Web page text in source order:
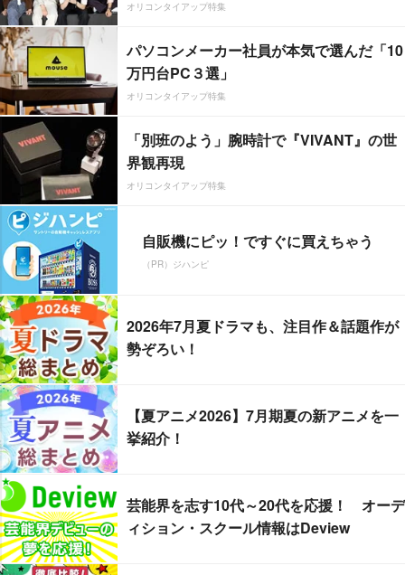
オリコンタイアップ特集
パソコンメーカー社員が本気で選んだ「10
万円台PC３選」
オリコンタイアップ特集
「別班のよう」腕時計で『VIVANT』の世
界観再現
オリコンタイアップ特集
自販機にピッ！ですぐに買えちゃう
（PR）ジハンピ
2026年7月夏ドラマも、注目作＆話題作が
勢ぞろい！
【夏アニメ2026】7月期夏の新アニメを一
挙紹介！
芸能界を志す10代～20代を応援！ オーデ
ィション・スクール情報はDeview